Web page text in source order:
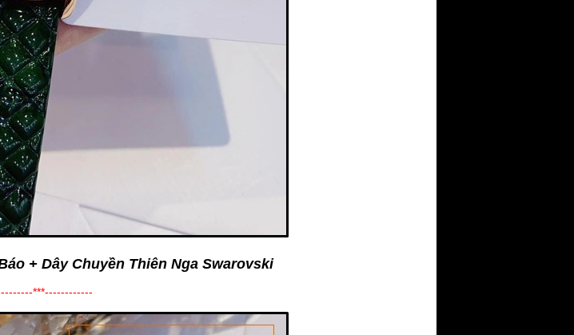
+ Dây Chuyền Thiên Nga Swarovski
***------------